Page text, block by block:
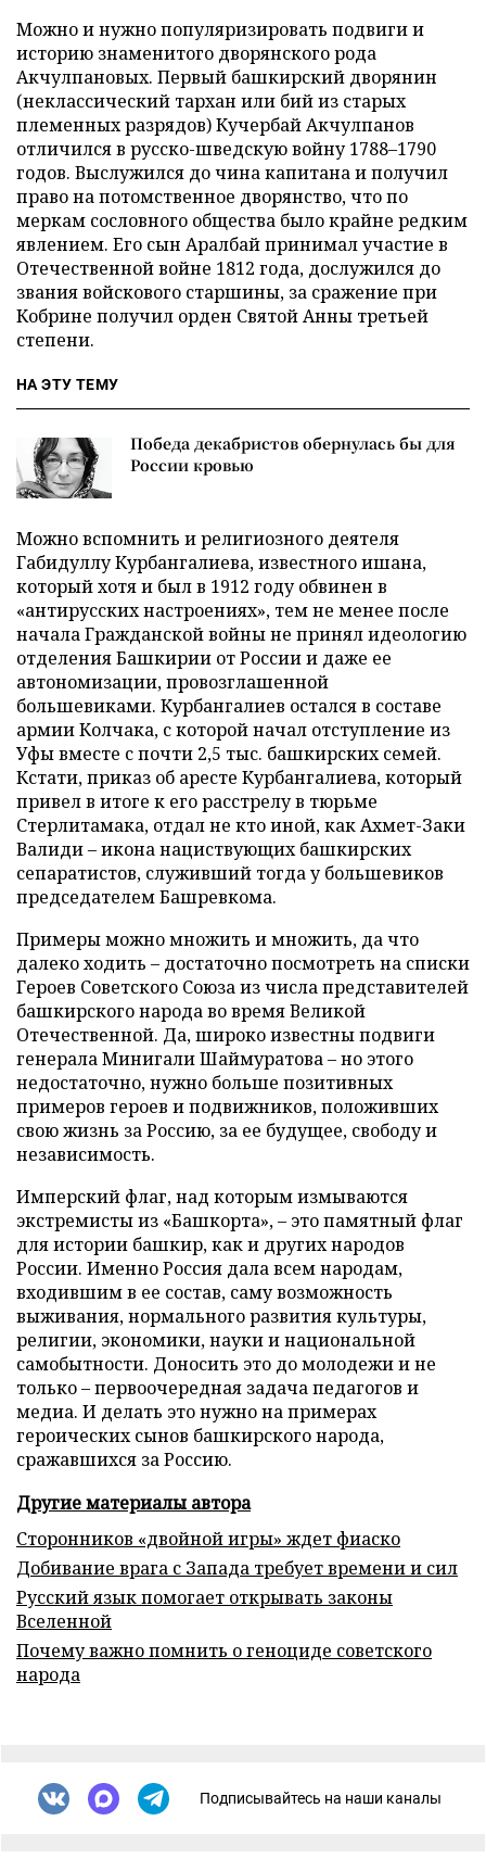
Можно и нужно популяризировать подвиги и
историю знаменитого дворянского рода
Акчулпановых. Первый башкирский дворянин
(неклассический тархан или бий из старых
племенных разрядов) Кучербай Акчулпанов
отличился в русско-шведскую войну 1788–1790
годов. Выслужился до чина капитана и получил
право на потомственное дворянство, что по
меркам сословного общества было крайне редким
явлением. Его сын Аралбай принимал участие в
Отечественной войне 1812 года, дослужился до
звания войскового старшины, за сражение при
Кобрине получил орден Святой Анны третьей
степени.
НА ЭТУ ТЕМУ
Победа декабристов обернулась бы для
России кровью
Можно вспомнить и религиозного деятеля
Габидуллу Курбангалиева, известного ишана,
который хотя и был в 1912 году обвинен в
«антирусских настроениях», тем не менее после
начала Гражданской войны не принял идеологию
отделения Башкирии от России и даже ее
автономизации, провозглашенной
большевиками. Курбангалиев остался в составе
армии Колчака, с которой начал отступление из
Уфы вместе с почти 2,5 тыс. башкирских семей.
Кстати, приказ об аресте Курбангалиева, который
привел в итоге к его расстрелу в тюрьме
Стерлитамака, отдал не кто иной, как Ахмет-Заки
Валиди – икона нациствующих башкирских
сепаратистов, служивший тогда у большевиков
председателем Башревкома.
Примеры можно множить и множить, да что
далеко ходить – достаточно посмотреть на списки
Героев Советского Союза из числа представителей
башкирского народа во время Великой
Отечественной. Да, широко известны подвиги
генерала Минигали Шаймуратова – но этого
недостаточно, нужно больше позитивных
примеров героев и подвижников, положивших
свою жизнь за Россию, за ее будущее, свободу и
независимость.
Имперский флаг, над которым измываются
экстремисты из «Башкорта», – это памятный флаг
для истории башкир, как и других народов
России. Именно Россия дала всем народам,
входившим в ее состав, саму возможность
выживания, нормального развития культуры,
религии, экономики, науки и национальной
самобытности. Доносить это до молодежи и не
только – первоочередная задача педагогов и
медиа. И делать это нужно на примерах
героических сынов башкирского народа,
сражавшихся за Россию.
Другие материалы автора
Сторонников «двойной игры» ждет фиаско
Добивание врага с Запада требует времени и сил
Русский язык помогает открывать законы
Вселенной
Почему важно помнить о геноциде советского
народа
Подписывайтесь на наши каналы